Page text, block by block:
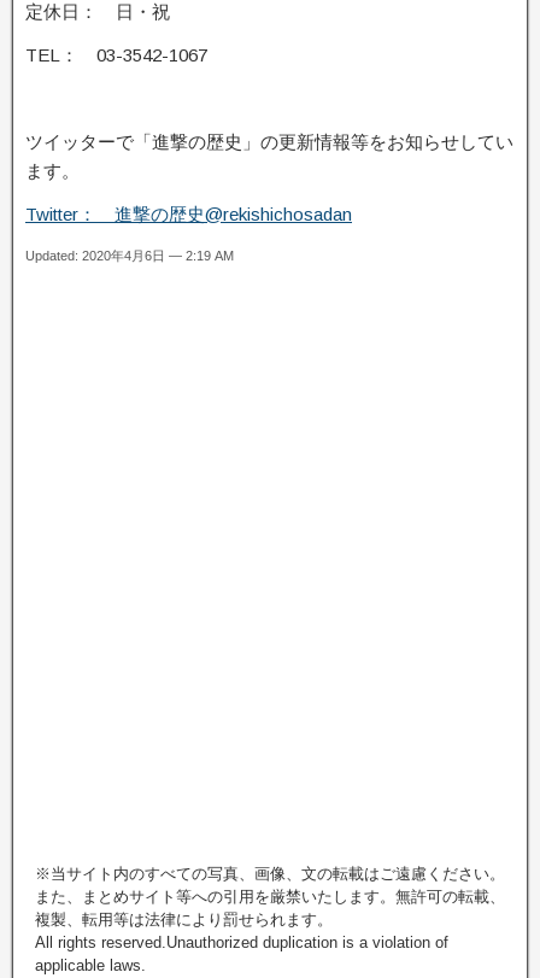
定休日： 日・祝
TEL： 03-3542-1067
ツイッターで「進撃の歴史」の更新情報等をお知らせしてい
ます。
Twitter： 進撃の歴史@rekishichosadan
Updated: 2020年4月6日 — 2:19 AM
※当サイト内のすべての写真、画像、文の転載はご遠慮ください。
また、まとめサイト等への引用を厳禁いたします。無許可の転載、
複製、転用等は法律により罰せられます。
All rights reserved.Unauthorized duplication is a violation of
applicable laws.